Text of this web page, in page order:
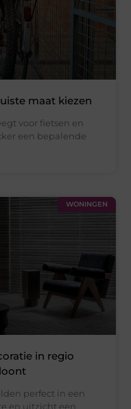
maat kiezen
voor fietsen en
een bepalende
WONINGEN
in regio
perfect in een
en uitzicht een